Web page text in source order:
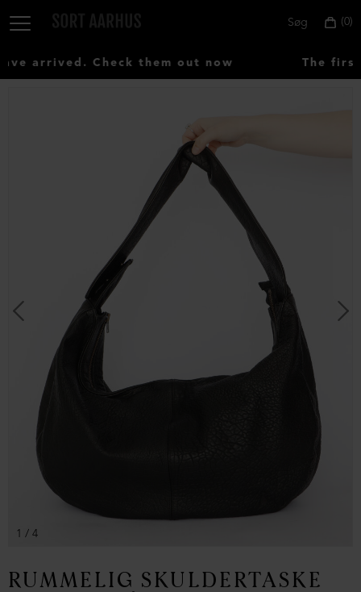
0
Søg
arrived. Check them out now The first
1 / 4
RUMMELIG SKULDERTASKE